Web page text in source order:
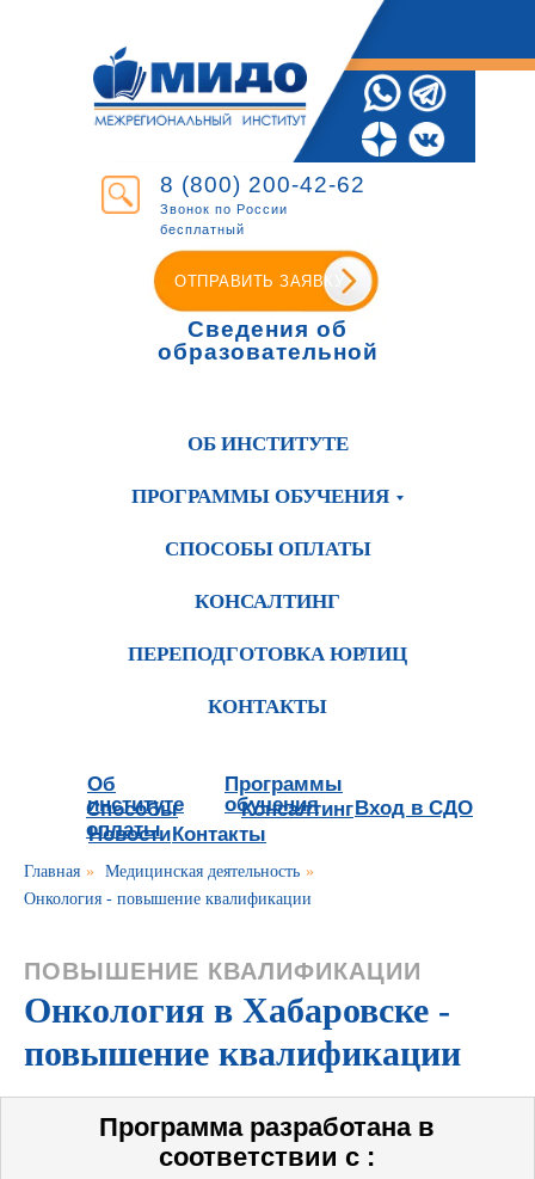
8 (800) 200-42-62
Звонок по России
бесплатный
ОТПРАВИТЬ ЗАЯВКУ
Сведения об
образовательной
ОБ ИНСТИТУТЕ
ПРОГРАММЫ ОБУЧЕНИЯ
СПОСОБЫ ОПЛАТЫ
КОНСАЛТИНГ
ПЕРЕПОДГОТОВКА ЮРЛИЦ
КОНТАКТЫ
Об
институте
Программы
обучения
Способы
оплаты
Консалтинг
Новости
Вход в СДО
Контакты
Главная » Медицинская деятельность »
Онкология - повышение квалификации
ПОВЫШЕНИЕ КВАЛИФИКАЦИИ
Онкология в Хабаровске -
повышение квалификации
Программа разработана в
соответствии с :